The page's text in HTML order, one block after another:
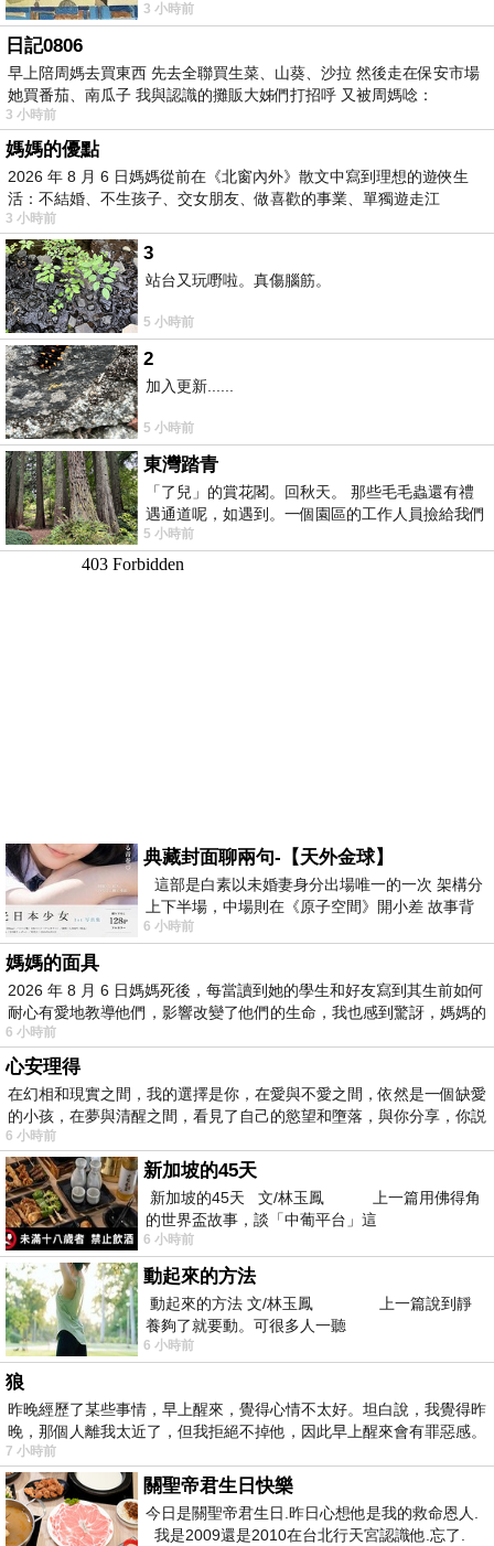
中，以沈靜的藍色空間為背景，描繪了
3 小時前
日記0806
早上陪周媽去買東西 先去全聯買生菜、山葵、沙拉 然後走在保安市場
她買番茄、南瓜子 我與認識的攤販大姊們打招呼 又被周媽唸：
3 小時前
媽媽的優點
2026 年 8 月 6 日媽媽從前在《北窗內外》散文中寫到理想的遊俠生
活：不結婚、不生孩子、交女朋友、做喜歡的事業、單獨遊走江
湖⋯⋯，
3 小時前
3
站台又玩嘢啦。真傷腦筋。
5 小時前
2
加入更新......
5 小時前
東灣踏青
「了兒」的賞花閣。回秋天。 那些毛毛蟲還有禮
遇通道呢，如遇到。一個園區的工作人員撿給我們
細賞。
5 小時前
典藏封面聊兩句-【天外金球】
這部是白素以未婚妻身分出場唯一的一次 架構分
上下半場，中場則在《原子空間》開小差 故事背
景影射西藏境外流亡 地下組織
6 小時前
媽媽的面具
2026 年 8 月 6 日媽媽死後，每當讀到她的學生和好友寫到其生前如何
耐心有愛地教導他們，影響改變了他們的生命，我也感到驚訝，媽媽的
6 小時前
心安理得
在幻相和現實之間，我的選擇是你，在愛與不愛之間，依然是一個缺愛
的小孩，在夢與清醒之間，看見了自己的慾望和墮落，與你分享，你説
6 小時前
新加坡的45天
新加坡的45天 文/林玉鳳 上一篇用佛得角
的世界盃故事，談「中葡平台」這
6 小時前
動起來的方法
動起來的方法 文/林玉鳳 上一篇說到靜
養夠了就要動。可很多人一聽
6 小時前
狼
昨晚經歷了某些事情，早上醒來，覺得心情不太好。坦白說，我覺得昨
晚，那個人離我太近了，但我拒絕不掉他，因此早上醒來會有罪惡感。
7 小時前
關聖帝君生日快樂
今日是關聖帝君生日.昨日心想他是我的救命恩人.
我是2009還是2010在台北行天宮認識他.忘了.